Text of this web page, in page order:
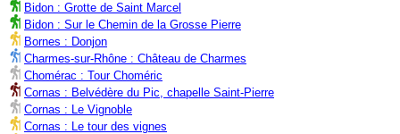
Bidon : Grotte de Saint Marcel
Bidon : Sur le Chemin de la Grosse Pierre
Bornes : Donjon
Charmes-sur-Rhône : Château de Charmes
Chomérac : Tour Choméric
Cornas : Belvédère du Pic, chapelle Saint-Pierre
Cornas : Le Vignoble
Cornas : Le tour des vignes